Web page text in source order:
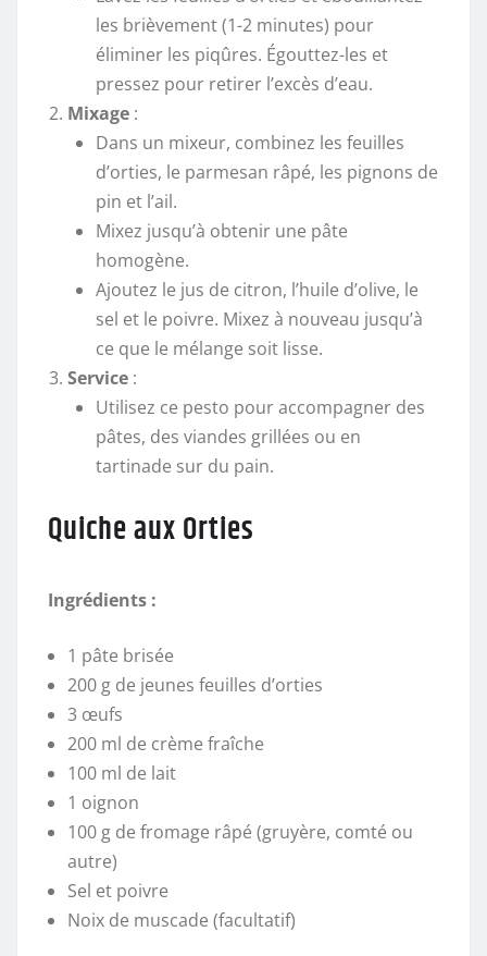
les brièvement (1-2 minutes) pour
éliminer les piqûres. Égouttez-les et
pressez pour retirer l’excès d’eau.
Mixage :
Dans un mixeur, combinez les feuilles
d’orties, le parmesan râpé, les pignons de
pin et l’ail.
Mixez jusqu’à obtenir une pâte
homogène.
Ajoutez le jus de citron, l’huile d’olive, le
sel et le poivre. Mixez à nouveau jusqu’à
ce que le mélange soit lisse.
Service :
Utilisez ce pesto pour accompagner des
pâtes, des viandes grillées ou en
tartinade sur du pain.
Quiche aux Orties
Ingrédients :
1 pâte brisée
200 g de jeunes feuilles d’orties
3 œufs
200 ml de crème fraîche
100 ml de lait
1 oignon
100 g de fromage râpé (gruyère, comté ou
autre)
Sel et poivre
Noix de muscade (facultatif)